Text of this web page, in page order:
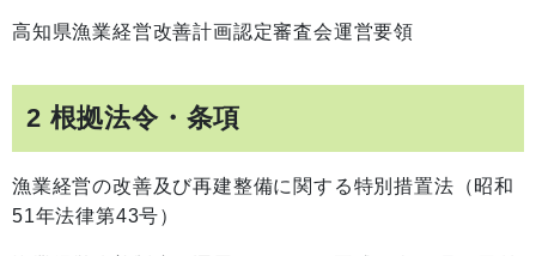
高知県漁業経営改善計画認定審査会運営要領
2 根拠法令・条項
漁業経営の改善及び再建整備に関する特別措置法（昭和
51年法律第43号）